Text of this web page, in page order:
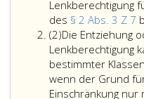
Lenkberechtigung
des § 2 Abs. 3 Z 7
(2)Absatz
2,
Die Entziehung
Lenkberechtigung
bestimmter
wenn der Grund
Einschränkung nur